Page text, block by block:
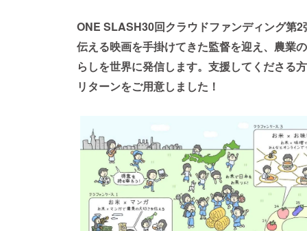
ONE SLASH30回クラウドファンディング第
伝える映画を手掛けてきた監督を迎え、農業
らしを世界に発信します。支援してくださる
リターンをご用意しました！